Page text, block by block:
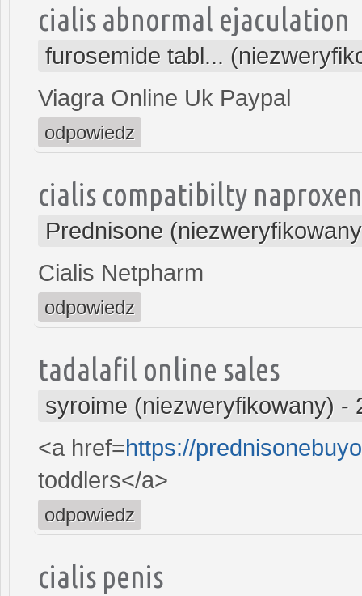
cialis abnormal ejaculation
furosemide tabl...
Viagra Online Uk Paypal
odpowiedz
cialis compatibilty naproxen
Prednisone
Cialis Netpharm
odpowiedz
tadalafil online sales
syroime (niezweryfikowany) -
<a href=https://
toddlers</a>
odpowiedz
cialis penis